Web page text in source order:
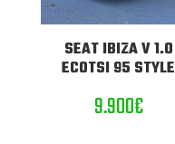
SEAT IBIZA V 1.0
ECOTSI 95 STYLE
9.900€